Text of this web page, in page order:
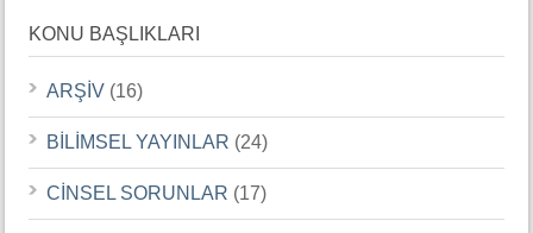
KONU BAŞLIKLARI
ARŞİV (16)
BİLİMSEL YAYINLAR (24)
CİNSEL SORUNLAR (17)